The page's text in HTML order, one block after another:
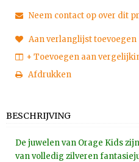
Neem contact op over dit
Aan verlanglijst toevoegen
+ Toevoegen aan
Afdrukken
BESCHRIJVING
De juwelen van Orage Kids
van volledig zilveren